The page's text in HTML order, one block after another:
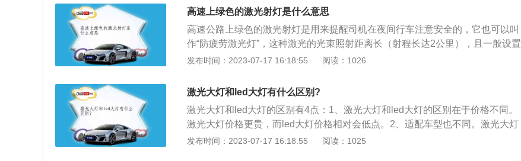
尺寸的1/100），这意味着，给汽车设计师留下了更多前脸造型设计的空间；更重
要的，激光大灯的照明效率更高（LED照明的光输出约为100流明/瓦，激光照明
则约为170流明/瓦），同时，也较好的解决了灯光发热和重量问题，这些都可能
为将来的汽车设计带来革命性的影响。此外，LED大灯需要非常繁复的冷却系统
（LED大灯在每个LED光源发射光束后需要通过反光镜、透镜形成广范围的平行
于发光面积以及能耗的减小，冷却系统也会相对简单。应用激光大灯后，由于其
更小的尺寸、更亮的照明以及更低的发热等优点，便允许设计师重新设计车体，
可以将更大的空间留给空气动力学的布局，以及适当的对前悬和发动机位置进行
安全，驾驶员的视野也会因灯光的改变而变得更加开阔，有助于更早做出危险判
高速上绿色的激光射灯是什么意思
高速公路上绿色的激光射灯是用来提醒司机在夜间行车注意安全的，它也可以叫
作“防疲劳激光灯”，这种激光的光束照射距离长（射程长达2公里），且一般设置
在道路平直的路段。绿色激光在夜间特别明显，有常亮和频闪两种形式，可以有
改变单一行车环境带来的视觉疲劳，是通过多次实地勘察和集中论证之后才会设
置的。绿色激光灯会在来车方向上空形成光束交织网，并不会影响驾驶员的视
线，与爆闪、高音警报形成声光电三位一体的警示功能，对驾驶员的感官进行刺
激，提升行车安全意识，在夜间、雨雪雾灯恶劣天气环境下效果尤为明显。
发布时间：2023-07-17 16:18:55 阅读：1026
激光大灯和led大灯有什么区别?
激光大灯和led大灯的区别有4点：1、激光大灯和led大灯的区别在于价格不同。
激光大灯价格更贵，而led大灯价格相对会低点。2、适配车型也不同。激光大灯
只有豪华车型。而led大灯适配车型较多。3、亮度不同，在功率相同的情况下，
发布时间：2023-07-17 16:18:55 阅读：1025